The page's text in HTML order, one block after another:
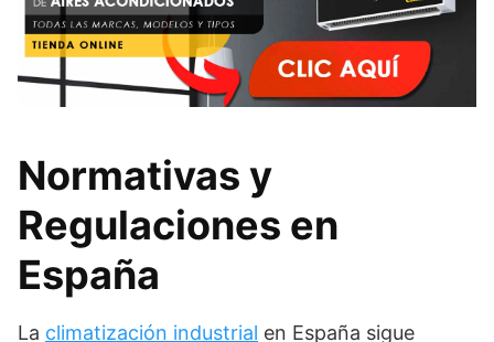
Normativas y
Regulaciones en
España
La climatización industrial en España sigue